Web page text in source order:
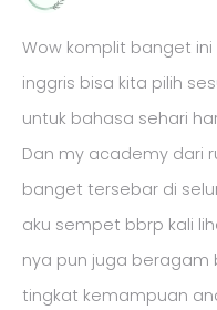
Wow komplit banget
inggris bisa kita pilih
untuk bahasa sehari
Dan my academy dari
banget tersebar di
aku sempet bbrp kali
nya pun juga beragam
tingkat kemampuan